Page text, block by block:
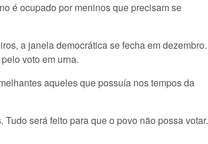
é ocupado por meninos que precisam se
a janela democrática se fecha em dezembro.
voto em urna.
aqueles que possuía nos tempos da
será feito para que o povo não possa votar.